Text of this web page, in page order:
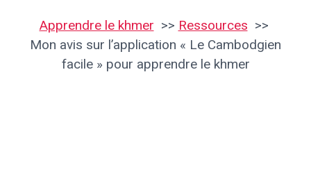
Apprendre le khmer
Ressources
Mon avis sur l’application « Le Cambodgien
facile » pour apprendre le khmer